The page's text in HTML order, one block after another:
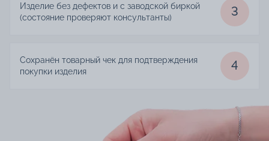
Изделие без дефектов и с заводской биркой
(состояние проверяют консультанты)
3
Сохранён товарный чек для подтверждения
покупки изделия
4